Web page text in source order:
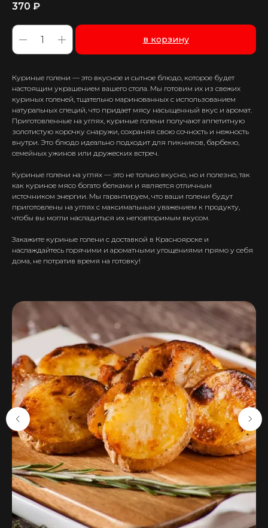
370 ₽
в корзину
Куриные голени — это вкусное и сытное блюдо, которое будет
настоящим украшением вашего стола. Мы готовим их из свежих
куриных голеней, тщательно маринованных с использованием
натуральных специй, что придает мясу насыщенный вкус и аромат.
Приготовленные на углях, куриные голени получают аппетитную
золотистую корочку снаружи, сохраняя свою сочность и нежность
внутри. Это блюдо идеально подходит для пикников, барбекю,
семейных ужинов или дружеских встреч.
Куриные голени на углях — это не только вкусно, но и полезно, так
как куриное мясо богато белками и является отличным
источником энергии. Мы гарантируем, что ваши голени будут
приготовлены на углях с максимальным уважением к продукту,
чтобы вы могли насладиться их неповторимым вкусом.
Закажите куриные голени с доставкой в Красноярске и
наслаждайтесь горячими и ароматными угощениями прямо у себя
дома, не потратив время на готовку!